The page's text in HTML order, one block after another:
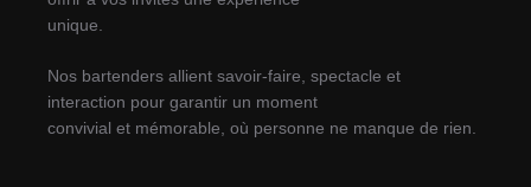
unique.
Nos bartenders allient savoir-faire, spectacle et
interaction pour garantir un moment
convivial et mémorable, où personne ne manque de rien.